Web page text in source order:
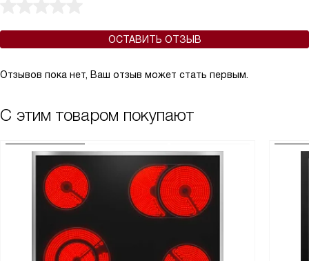
ОСТАВИТЬ ОТЗЫВ
Отзывов пока нет, Ваш отзыв может стать первым.
С этим товаром покупают